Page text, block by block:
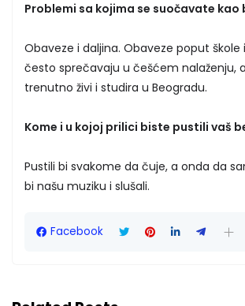
Problemi sa kojima se suočavate kao
Obaveze i daljina. Obaveze poput škole
često sprečavaju u češćem nalaženju,
trenutno živi i studira u Beogradu.
Kome i u kojoj prilici biste pustili vaš
Pustili bi svakome da čuje, a onda da
bi našu muziku i slušali.
Facebook